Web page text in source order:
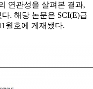
연관성을 살펴본 결과,
. 해당 논문은 SCI(E)급
월호에 게재됐다.